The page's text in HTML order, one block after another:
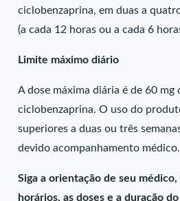
ciclobenzaprina, em duas a
(a cada 12 horas ou a cada 6
Limite máximo diário
A dose máxima diária é de 60
ciclobenzaprina. O uso do
superiores a duas ou três
devido acompanhamento médico.
Siga a orientação de seu
horários, as doses e a duração